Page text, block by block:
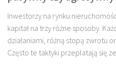
Inwestorzy na rynku
kapitał na trzy różne sposoby.
działaniami, różną stopą zwrotu
Często te taktyki przeplatają się